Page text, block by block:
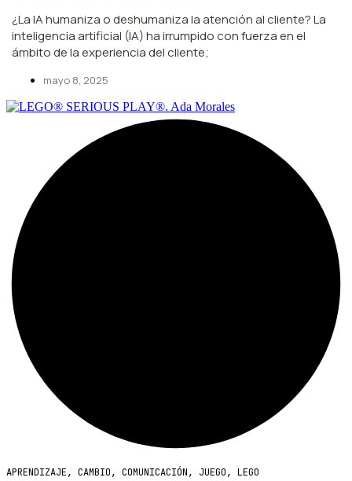
¿La IA humaniza o deshumaniza la atención al cliente? La
inteligencia artificial (IA) ha irrumpido con fuerza en el
ámbito de la experiencia del cliente;
mayo 8, 2025
APRENDIZAJE, CAMBIO, COMUNICACIÓN, JUEGO, LEGO